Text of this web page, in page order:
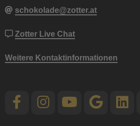
schokolade@zotter.at
Zotter Live Chat
Weitere Kontaktinformationen